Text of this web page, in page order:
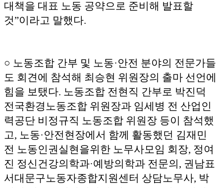
대책을 대표 노동 공약으로 준비해 발표할
것”이라고 말했다.
○ 노동조합 간부 및 노동·안전 분야의 전문가들
도 회견에 참석해 최승현 위원장의 출마 선언에
힘을 보탰다. 노동조합 전현직 간부로 박진덕
전국환경노동조합 위원장과 임세병 전 산업인
력공단 비정규직 노동조합 위원장 등이 참석했
고, 노동·안전현장에서 함께 활동했던 김재민
전 노동인권실현을위한 노무사모임 회장, 정여
진 정신건강의학과·예방의학과 전문의, 권남표
서대문구노동자종합지원센터 상담노무사, 박